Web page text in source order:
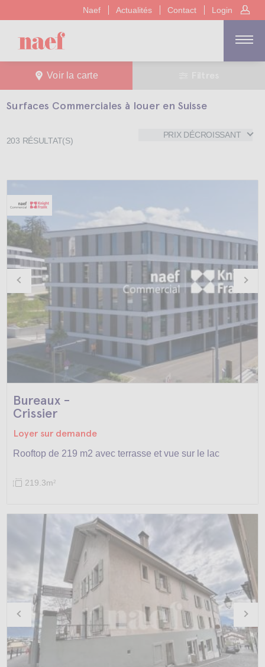
Naef Actualités Contact Login
Voir la carte
Surfaces Commerciales à louer en Suisse
203 RÉSULTAT(S)
PRIX DÉCROISSANT
Bureaux -
Crissier
Loyer sur demande
Rooftop de 219 m2 avec terrasse et vue sur le lac
219.3m2